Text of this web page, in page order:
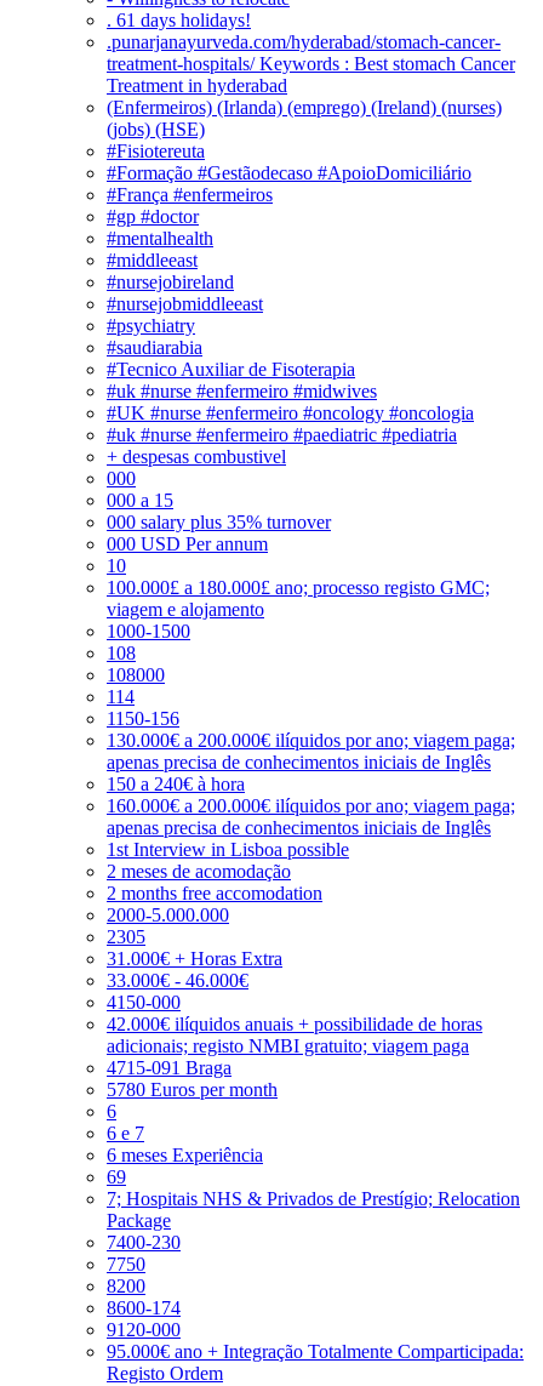
. 61 days holidays!
.punarjanayurveda.com/hyderabad/stomach-cancer-
treatment-hospitals/ Keywords : Best stomach Cancer
Treatment in hyderabad
(Enfermeiros) (Irlanda) (emprego) (Ireland) (nurses)
(jobs) (HSE)
#Fisiotereuta
#Formação #Gestãodecaso #ApoioDomiciliário
#França #enfermeiros
#gp #doctor
#mentalhealth
#middleeast
#nursejobireland
#nursejobmiddleeast
#psychiatry
#saudiarabia
#Tecnico Auxiliar de Fisoterapia
#uk #nurse #enfermeiro #midwives
#UK #nurse #enfermeiro #oncology #oncologia
#uk #nurse #enfermeiro #paediatric #pediatria
+ despesas combustivel
000
000 a 15
000 salary plus 35% turnover
000 USD Per annum
10
100.000£ a 180.000£ ano; processo registo GMC;
viagem e alojamento
1000-1500
108
108000
114
1150-156
130.000€ a 200.000€ ilíquidos por ano; viagem paga;
apenas precisa de conhecimentos iniciais de Inglês
150 a 240€ à hora
160.000€ a 200.000€ ilíquidos por ano; viagem paga;
apenas precisa de conhecimentos iniciais de Inglês
1st Interview in Lisboa possible
2 meses de acomodação
2 months free accomodation
2000-5.000.000
2305
31.000€ + Horas Extra
33.000€ - 46.000€
4150-000
42.000€ ilíquidos anuais + possibilidade de horas
adicionais; registo NMBI gratuito; viagem paga
4715-091 Braga
5780 Euros per month
6
6 e 7
6 meses Experiência
69
7; Hospitais NHS & Privados de Prestígio; Relocation
Package
7400-230
7750
8200
8600-174
9120-000
95.000€ ano + Integração Totalmente Comparticipada:
Registo Ordem